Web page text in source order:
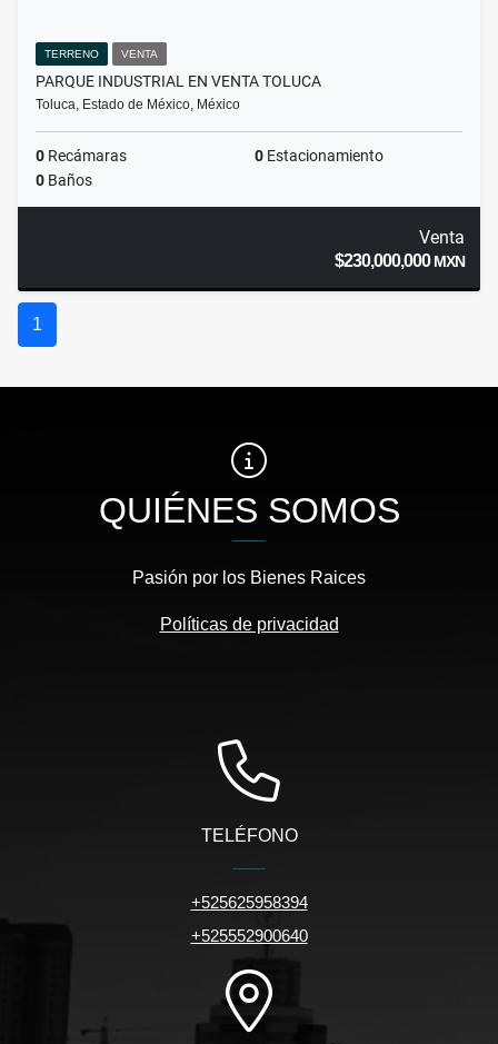
TERRENO VENTA
PARQUE INDUSTRIAL EN VENTA TOLUCA
Toluca, Estado de México, México
0 Recámaras 0 Estacionamiento
0 Baños
Venta
$230,000,000MXN
1
QUIÉNES SOMOS
Pasión por los Bienes Raices
Políticas de privacidad
TELÉFONO
+525625958394
+525552900640